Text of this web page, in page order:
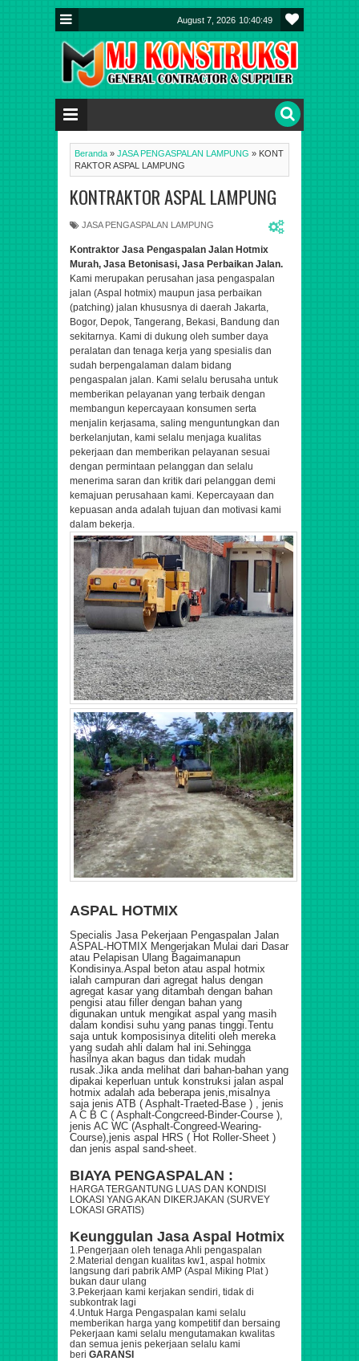
August 7, 2026 10:40:49
Beranda » JASA PENGASPALAN LAMPUNG » KONT
RAKTOR ASPAL LAMPUNG
KONTRAKTOR ASPAL LAMPUNG
JASA PENGASPALAN LAMPUNG
Kontraktor Jasa Pengaspalan Jalan Hotmix
Murah, Jasa Betonisasi, Jasa Perbaikan Jalan.
Kami merupakan perusahan jasa pengaspalan
jalan (Aspal hotmix) maupun jasa perbaikan
(patching) jalan khususnya di daerah Jakarta,
Bogor, Depok, Tangerang, Bekasi, Bandung dan
sekitarnya. Kami di dukung oleh sumber daya
peralatan dan tenaga kerja yang spesialis dan
sudah berpengalaman dalam bidang
pengaspalan jalan. Kami selalu berusaha untuk
memberikan pelayanan yang terbaik dengan
membangun kepercayaan konsumen serta
menjalin kerjasama, saling menguntungkan dan
berkelanjutan, kami selalu menjaga kualitas
pekerjaan dan memberikan pelayanan sesuai
dengan permintaan pelanggan dan selalu
menerima saran dan kritik dari pelanggan demi
kemajuan perusahaan kami. Kepercayaan dan
kepuasan anda adalah tujuan dan motivasi kami
dalam bekerja.
ASPAL HOTMIX
Specialis Jasa Pekerjaan Pengaspalan Jalan
ASPAL-HOTMIX Mengerjakan Mulai dari Dasar
atau Pelapisan Ulang Bagaimanapun
Kondisinya. Aspal beton atau aspal hotmix
ialah campuran dari agregat halus dengan
agregat kasar yang ditambah dengan bahan
pengisi atau filler dengan bahan yang
digunakan untuk mengikat aspal yang masih
dalam kondisi suhu yang panas tinggi.Tentu
saja untuk komposisinya diteliti oleh mereka
yang sudah ahli dalam hal ini.Sehingga
hasilnya akan bagus dan tidak mudah
rusak.Jika anda melihat dari bahan-bahan yang
dipakai keperluan untuk konstruksi jalan aspal
hotmix adalah ada beberapa jenis,misalnya
saja jenis ATB ( Asphalt-Traeted-Base ) , jenis
A C B C ( Asphalt-Congcreed-Binder-Course ),
jenis AC WC (Asphalt-Congreed-Wearing-
Course),jenis aspal HRS ( Hot Roller-Sheet )
dan jenis aspal sand-sheet.
BIAYA PENGASPALAN :
HARGA TERGANTUNG LUAS DAN KONDISI
LOKASI YANG AKAN DIKERJAKAN (SURVEY
LOKASI GRATIS)
Keunggulan Jasa Aspal Hotmix
1.Pengerjaan oleh tenaga Ahli pengaspalan
2.Material dengan kualitas kw1, aspal hotmix
langsung dari pabrik AMP (Aspal Miking Plat )
bukan daur ulang
3.Pekerjaan kami kerjakan sendiri, tidak di
subkontrak lagi
4.Untuk Harga Pengaspalan kami selalu
memberikan harga yang kompetitif dan bersaing
Pekerjaan kami selalu mengutamakan kwalitas
dan semua jenis pekerjaan selalu kami
beri GARANSI